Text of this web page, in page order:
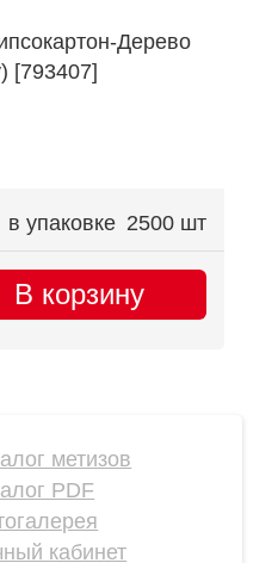
Дерево
[793407]
в упаковке 2500 шт
В корзину
метизов
PDF
кабинет